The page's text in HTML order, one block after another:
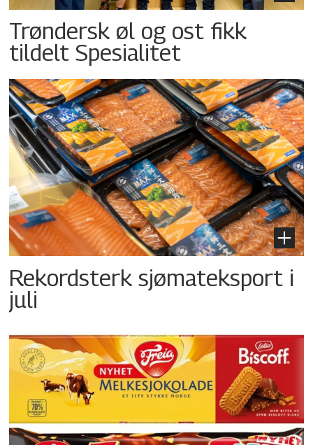
Trøndersk øl og ost fikk
tildelt Spesialitet
Rekordsterk sjømateksport i
juli